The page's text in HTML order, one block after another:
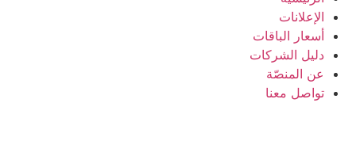
الإعلانات
أسعار الباقات
دليل الشركات
عن المنصّة
تواصل معنا